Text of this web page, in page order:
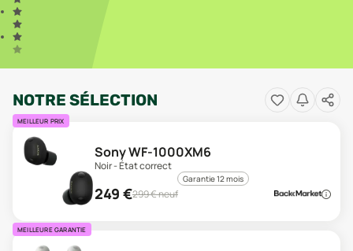
NOTRE SÉLECTION
MEILLEUR PRIX
Sony WF-1000XM6
Noir - État correct
Garantie 12 mois
249 €299€ neuf
MEILLEURE GARANTIE